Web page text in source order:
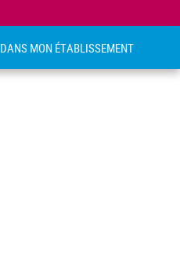
DANS MON ÉTABLISSEMENT